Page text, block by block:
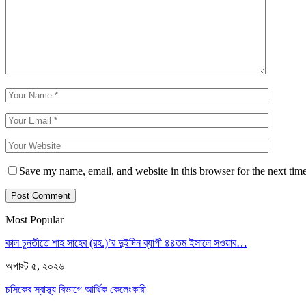
Save my name, email, and website in this browser for the next
Most Popular
কাল চুনতীতে শাহ সাহেব (রহ.)’র দুইদিন ব্যাপী ৪৪তম ইসালে সওয়াব…
অগাস্ট ৫, ২০২৬
চসিকের স্বাস্থ্য বিভাগে আর্থিক কেলেংকারী